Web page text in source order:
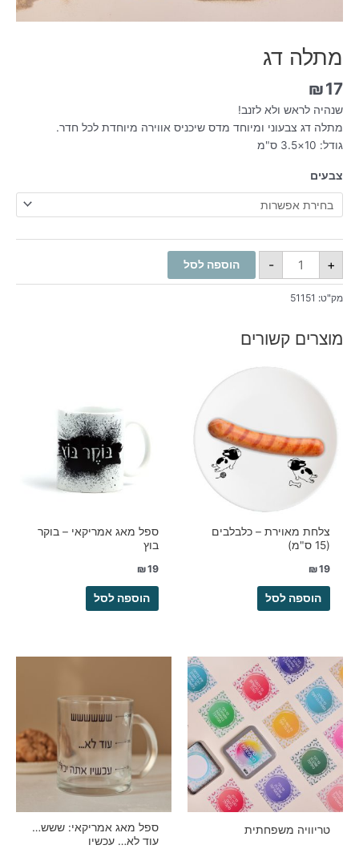
מתלה דג
₪17
שנהיה לראש ולא לזנב!
מתלה דג צבעוני ומיוחד מדס שיכניס אווירה מיוחדת לכל חדר.
גודל: 10×3.5 ס"מ
צבעים
- + הוספה לסל
מק"ט: 51151
מוצרים קשורים
צלחת מאוירת – כלבלבים
(15 ס"מ)
₪19
הוספה לסל
ספל מאג אמריקאי – בוקר
בוץ
₪19
הוספה לסל
טריוויה משפחתית
ספל מאג אמריקאי: ששש…
עוד לא… עכשיו